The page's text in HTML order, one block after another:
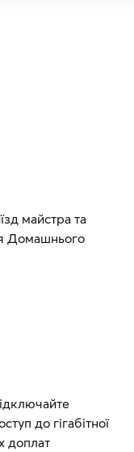
майстра та
Домашнього
до гігабітної
доплат